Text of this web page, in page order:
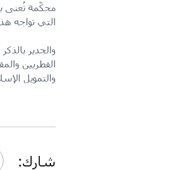
محكّمة تُعنى
التي تواجه
القطريين
والتمويل
شارك: